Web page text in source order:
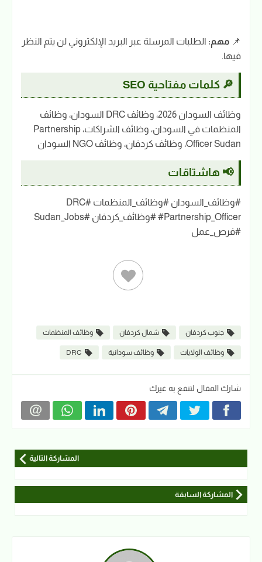
📌 مهم: الطلبات المرسلة عبر البريد الإلكتروني لن يتم النظر
فيها.
🔎 كلمات مفتاحية SEO
وظائف السودان 2026، وظائف DRC السودان، وظائف
المنظمات في السودان، وظائف الشراكات، Partnership
Officer Sudan، وظائف كردفان، وظائف NGO السودان
📢 هاشتاقات
#وظائف_السودان #وظائف_المنظمات #DRC
#Partnership_Officer #وظائف_كردفان #Sudan_Jobs
#فرص_عمل
جنوب كردفان شمال كردفان وظائف المنظمات
وظائف الولايات وظائف سودانية DRC
شارك المقال لتنفع به غيرك
المشاركة التالية
المشاركة السابقة